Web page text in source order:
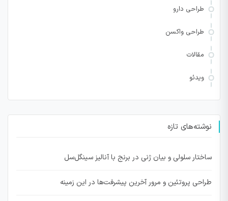
طراحی دارو
طراحی واکسن
مقالات
ویدئو
نوشته‌های تازه
ساختار سلولی و بیان ژنی در برنج با آنالیز سینگل‌سل
طراحی پروتئین و مرور آخرین پیشرفت‌ها در این زمینه